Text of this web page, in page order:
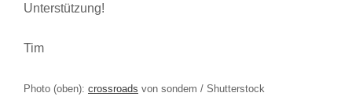
Unterstützung!
Tim
Photo (oben): crossroads von sondem / Shutterstock